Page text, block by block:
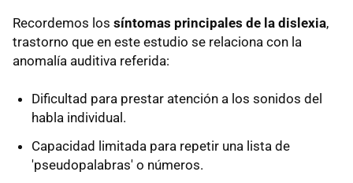
Recordemos los síntomas principales de la dislexia,
trastorno que en este estudio se relaciona con la
anomalía auditiva referida:
Dificultad para prestar atención a los sonidos del
habla individual.
Capacidad limitada para repetir una lista de
'pseudopalabras' o números.